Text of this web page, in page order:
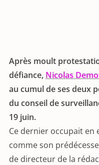
Après moult
défiance, Nicolas
au cumul de ses deux
du conseil de
19 juin.
Ce dernier occupait en
comme son
de directeur de la